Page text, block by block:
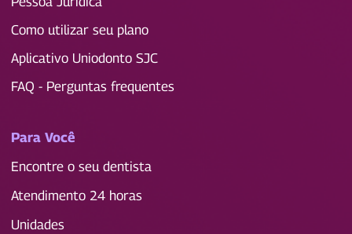
Como utilizar seu plano
Aplicativo Uniodonto SJC
FAQ - Perguntas frequentes
Para Você
Encontre o seu dentista
Atendimento 24 horas
Unidades